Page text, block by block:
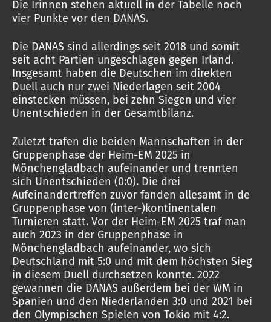
Die Irinnen stehen aktuell in der Tabelle noch
vier Punkte vor den DANAS.
Die DANAS sind allerdings seit 2018 und somit
seit acht Partien ungeschlagen gegen Irland.
Insgesamt haben die Deutschen im direkten
Duell auch nur zwei Niederlagen seit 2004
einstecken müssen, bei zehn Siegen und vier
Unentschieden in der Gesamtbilanz.
Zuletzt trafen die beiden Mannschaften in der
Gruppenphase der Heim-EM 2025 in
Mönchengladbach aufeinander und trennten
sich Unentschieden (0:0). Die drei
Aufeinandertreffen zuvor fanden allesamt in de
Gruppenphase von (inter-)kontinentalen
Turnieren statt. Vor der Heim-EM 2025 traf man
auch 2023 in der Gruppenphase in
Mönchengladbach aufeinander, wo sich
Deutschland mit 5:0 und mit dem höchsten Sieg
in diesem Duell durchsetzen konnte. 2022
gewannen die DANAS außerdem bei der WM in
Spanien und den Niederlanden 3:0 und 2021 bei
den Olympischen Spielen von Tokio mit 4:2.